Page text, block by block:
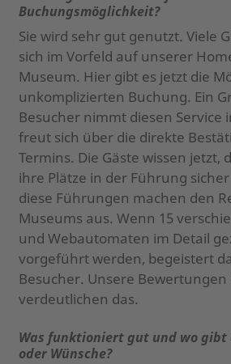
Buchungsmöglichkeit?
Sie wird sehr gut genutzt. Viele
sich im Vorfeld auf unserer
Museum. Hier gibt es jetzt die
unkomplizierten Buchung. Ein
Besucher nimmt diesen Service
freut sich über die direkte
Termins. Die Gäste wissen jetzt,
ihre Plätze in der Führung
diese Führungen machen den
Museums aus. Wenn 15
und Webautomaten im Detail
vorgeführt werden, begeistert
Besucher. Unsere
verdeutlichen das.
Was funktioniert gut und wo gibt
oder Wünsche?